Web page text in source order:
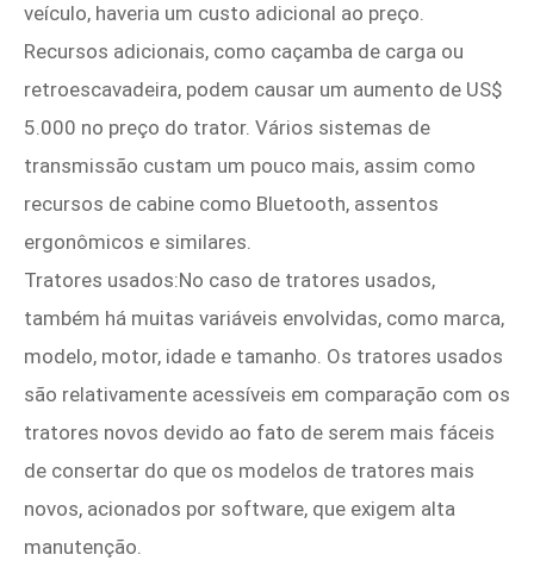
veículo, haveria um custo adicional ao preço.
Recursos adicionais, como caçamba de carga ou
retroescavadeira, podem causar um aumento de US$
5.000 no preço do trator. Vários sistemas de
transmissão custam um pouco mais, assim como
recursos de cabine como Bluetooth, assentos
ergonômicos e similares.
Tratores usados:No caso de tratores usados,
também há muitas variáveis envolvidas, como marca,
modelo, motor, idade e tamanho. Os tratores usados ​​
são relativamente acessíveis em comparação com os
tratores novos devido ao fato de serem mais fáceis
de consertar do que os modelos de tratores mais
novos, acionados por software, que exigem alta
manutenção.